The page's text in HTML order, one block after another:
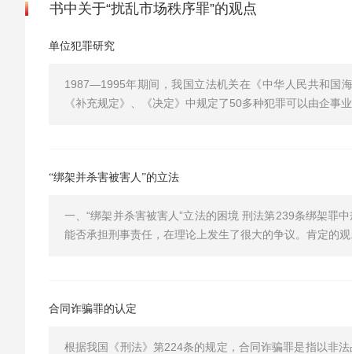
书中关于“扰乱市场秩序罪”的观点
单位犯罪研究
1987—1995年期间，我国立法机关在《中华人民共和国
《补充规定》、《决定》中规定了50多种犯罪可以由企事
“绑架并杀害被害人”的立法
一、“绑架并杀害被害人”立法的困境 刑法第239条绑架罪
能否承担刑事责任，在理论上发生了很大的争议。肯定的
合同诈骗罪的认定
根据我国《刑法》第224条的规定，合同诈骗罪是指以非